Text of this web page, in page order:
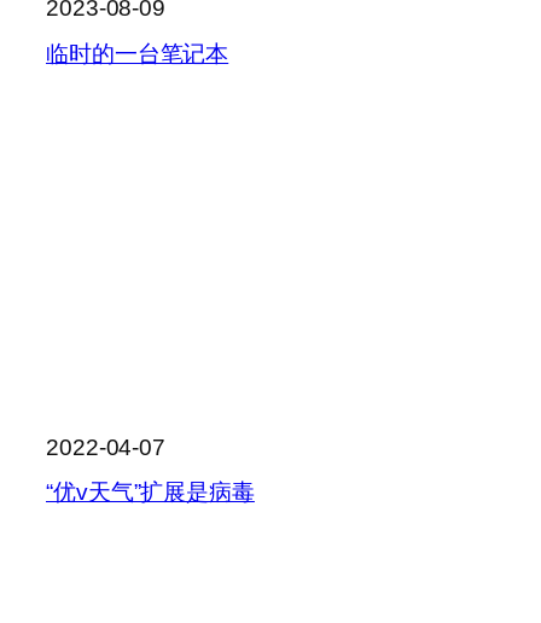
2023-08-09
临时的一台笔记本
2022-04-07
“优v天气”扩展是病毒